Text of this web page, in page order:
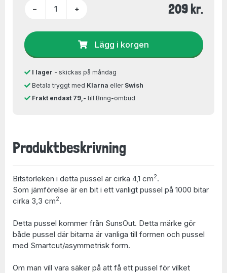
− + 209 kr.
Lägg i korgen
I lager - skickas på måndag
Betala tryggt med Klarna eller Swish
Frakt endast 79,- till Bring-ombud
Produktbeskrivning
Bitstorleken i detta pussel är cirka 4,1 cm2.
Som jämförelse är en bit i ett vanligt pussel på 1000 bitar
cirka 3,3 cm2.
Detta pussel kommer från SunsOut. Detta märke gör
både pussel där bitarna är vanliga till formen och pussel
med Smartcut/asymmetrisk form.
Om man vill vara säker på att få ett pussel för vilket